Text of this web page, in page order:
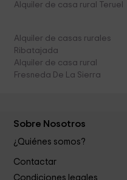
Alquiler de casa rural Teruel
Alquiler de casas rurales
Ribatajada
Alquiler de casa rural
Fresneda De La Sierra
Sobre Nosotros
¿Quiénes somos?
Contactar
Condiciones legales